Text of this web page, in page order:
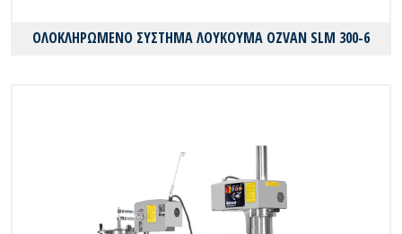
ΟΛΟΚΛΗΡΩΜΕΝΟ ΣΥΣΤΗΜΑ ΛΟΥΚΟΥΜΑ OZVAN SLM 300-6